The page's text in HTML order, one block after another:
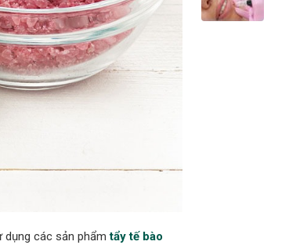
dụng các sản phẩmtẩy tế bào